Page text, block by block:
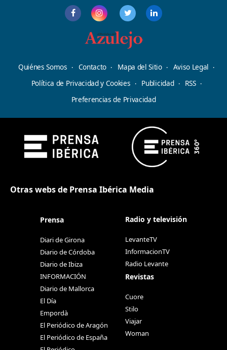
Quiénes Somos Contacto Mapa del Sitio
Aviso Legal
Política de Privacidad y Cookies
Publicidad
RSS
Preferencias de Privacidad
Otras webs de Prensa Ibérica Media
Prensa
Diari de Girona
Diario de Córdoba
Diario de Ibiza
INFORMACIÓN
Diario de Mallorca
El Día
Empordà
El Periódico de Aragón
El Periódico de España
Radio y televisión
LevanteTV
InformacionTV
Radio Levante
Revistas
Cuore
Stilo
Viajar
Woman